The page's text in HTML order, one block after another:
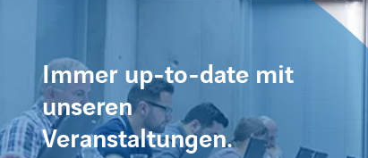
Immer up-to-date mit
unseren
Veranstaltungen.